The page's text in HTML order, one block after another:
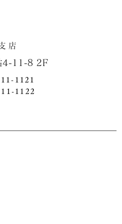
11-8 2F
1121
1122